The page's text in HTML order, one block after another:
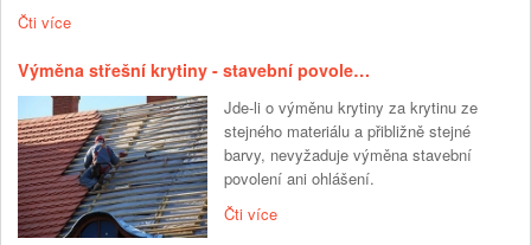
Čti více
Výměna střešní krytiny - stavební povole…
Jde-li o výměnu krytiny za krytinu ze
stejného materiálu a přibližně stejné
barvy, nevyžaduje výměna stavební
povolení ani ohlášení.
Čti více